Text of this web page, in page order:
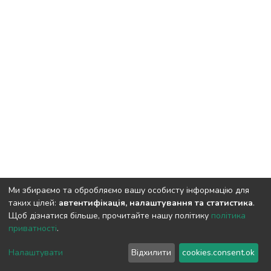
Cookie
End User
Agreement
Send
Feedback
Ми збираємо та обробляємо вашу особисту інформацію для
таких цілей: автентифікація, налаштування та статистика.
Щоб дізнатися більше, прочитайте нашу політику політика
приватності.
Налаштувати Відхилити cookies.consent.ok